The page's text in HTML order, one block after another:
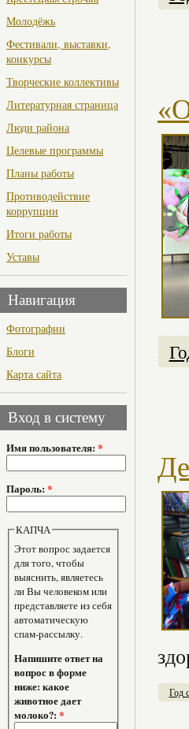
Молодёжь
Фестивали, выставки,
конкурсы
Творческие коллективы
Литературная страница
Люди района
Целевые программы
Планы работы
Противодействие
коррупции
Итоги работы
Уставы
Навигация
Фотографии
Блоги
Карта сайта
Вход в систему
Имя пользователя: *
Пароль: *
КАПЧА
Этот вопрос задается
для того, чтобы
выяснить, являетесь
ли Вы человеком или
представляете из себя
автоматическую
спам-рассылку.
Напишите ответ на
вопрос в форме
ниже: какое
животное дает
молоко?:*
Год